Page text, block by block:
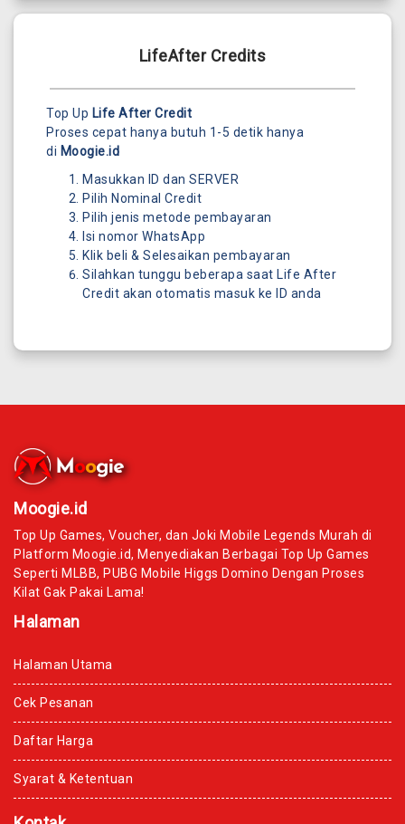
LifeAfter Credits
Top Up Life After Credit
Proses cepat hanya butuh 1-5 detik hanya
di Moogie.id
Masukkan ID dan SERVER
Pilih Nominal Credit
Pilih jenis metode pembayaran
Isi nomor WhatsApp
Klik beli & Selesaikan pembayaran
Silahkan tunggu beberapa saat Life After
Credit akan otomatis masuk ke ID anda
Moogie.id
Top Up Games, Voucher, dan Joki Mobile Legends Murah di
Platform Moogie.id, Menyediakan Berbagai Top Up Games
Seperti MLBB, PUBG Mobile Higgs Domino Dengan Proses
Kilat Gak Pakai Lama!
Halaman
Halaman Utama
Cek Pesanan
Daftar Harga
Syarat & Ketentuan